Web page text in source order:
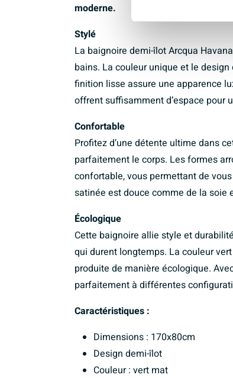
moderne.
Stylé
La baignoire demi-îlot Arcqua
bains. La couleur unique et le
finition lisse assure une apparence
offrent suffisamment d’espace pour
Confortable
Profitez d’une détente ultime dans
parfaitement le corps. Les formes
confortable, vous permettant de
satinée est douce comme de la soie
Écologique
Cette baignoire allie style et
qui durent longtemps. La couleur
produite de manière écologique.
parfaitement à différentes
Caractéristiques :
Dimensions : 170x80cm
Design demi-îlot
Couleur : vert mat